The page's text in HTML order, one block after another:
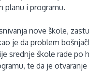
planu i programu.
nove škole,
je da problem
srednje škole rade po
te da je